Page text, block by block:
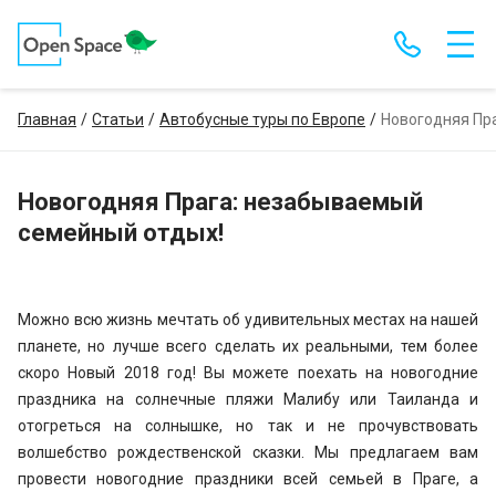
Главная Статьи Автобусные туры по Европе Новогодняя
Новогодняя Прага: незабываемый
семейный отдых!
Можно всю жизнь мечтать об удивительных местах на нашей
планете, но лучше всего сделать их реальными, тем более
скоро Новый 2018 год! Вы можете поехать на новогодние
праздника на солнечные пляжи Малибу или Таиланда и
отогреться на солнышке, но так и не прочувствовать
волшебство рождественской сказки. Мы предлагаем вам
провести новогодние праздники всей семьей в Праге, а